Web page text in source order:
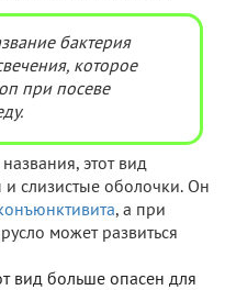
бактерия
которое
при посеве
этот вид
слизистые оболочки. Он
, а при
может развиться
вид больше опасен для